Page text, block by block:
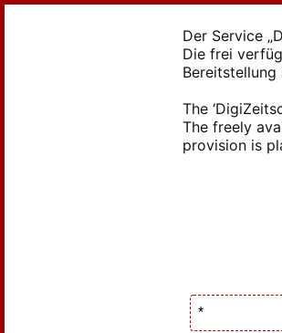
Der Service
Die frei
The
The freely
provision is